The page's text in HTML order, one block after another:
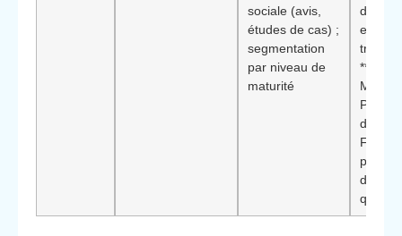
sociale (avis,
études de cas) ;
segmentation
par niveau de
maturité
et qui
Meta
de